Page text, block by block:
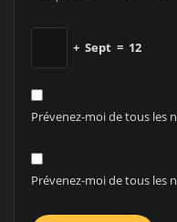
+ Sept = 12
Prévenez-moi de tous les
Prévenez-moi de tous les